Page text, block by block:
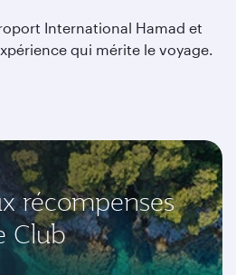
International Hamad et
qui mérite le voyage.
récompenses
Club